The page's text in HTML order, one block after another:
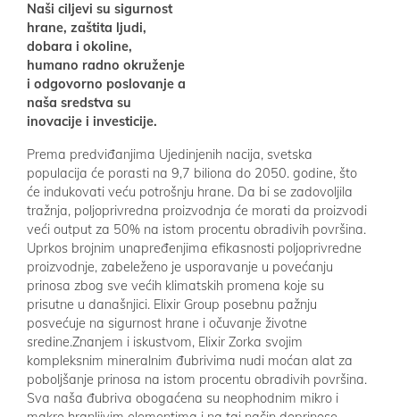
Naši ciljevi su sigurnost
hrane, zaštita ljudi,
dobara i okoline,
humano radno okruženje
i odgovorno poslovanje a
naša sredstva su
inovacije i investicije.
Prema predviđanjima Ujedinjenih nacija, svetska
populacija će porasti na 9,7 biliona do 2050. godine, što
će indukovati veću potrošnju hrane. Da bi se zadovoljila
tražnja, poljoprivredna proizvodnja će morati da proizvodi
veći output za 50% na istom procentu obradivih površina.
Uprkos brojnim unapređenjima efikasnosti poljoprivredne
proizvodnje, zabeleženo je usporavanje u povećanju
prinosa zbog sve većih klimatskih promena koje su
prisutne u današnjici. Elixir Group posebnu pažnju
posvećuje na sigurnost hrane i očuvanje životne
sredine.Znanjem i iskustvom, Elixir Zorka svojim
kompleksnim mineralnim đubrivima nudi moćan alat za
poboljšanje prinosa na istom procentu obradivih površina.
Sva naša đubriva obogaćena su neophodnim mikro i